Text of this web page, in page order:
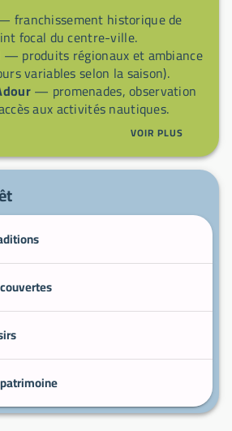
historique de
focal du centre-ville.
— produits régionaux et ambiance
variables selon la saison).
— promenades, observation
aux activités nautiques.
— canard, foie gras
disponibles chez les
landaise.
VOIR PLUS